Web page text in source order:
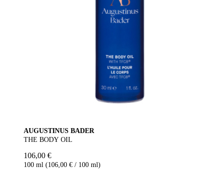
AUGUSTINUS BADER
THE BODY OIL
106,00 €
100 ml (106,00 € / 100 ml)